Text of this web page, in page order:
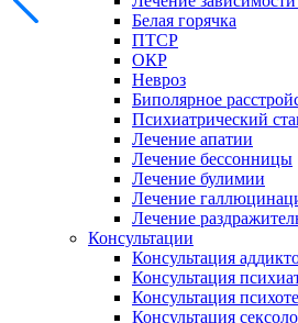
Белая горячка
ПТСР
ОКР
Невроз
Биполярное
Психиатрический
Лечение апатии
Лечение бессонницы
Лечение булимии
Лечение
Лечение
Консультации
Консультация
Консультация
Консультация
Консультация